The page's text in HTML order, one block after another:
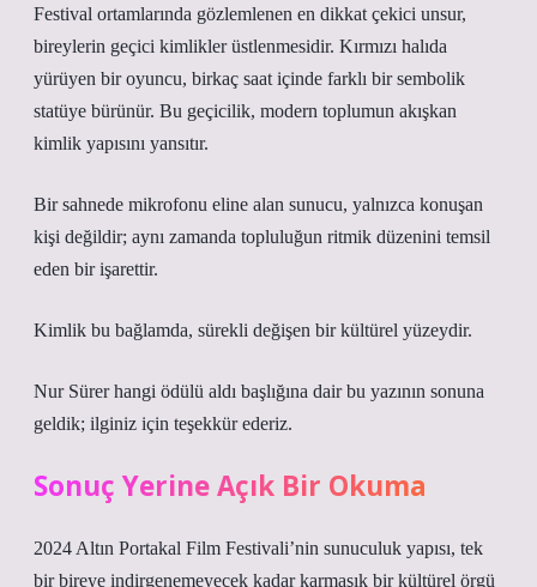
Festival ortamlarında gözlemlenen en dikkat çekici unsur,
bireylerin geçici kimlikler üstlenmesidir. Kırmızı halıda
yürüyen bir oyuncu, birkaç saat içinde farklı bir sembolik
statüye bürünür. Bu geçicilik, modern toplumun akışkan
kimlik yapısını yansıtır.
Bir sahnede mikrofonu eline alan sunucu, yalnızca konuşan
kişi değildir; aynı zamanda topluluğun ritmik düzenini temsil
eden bir işarettir.
Kimlik bu bağlamda, sürekli değişen bir kültürel yüzeydir.
Nur Sürer hangi ödülü aldı başlığına dair bu yazının sonuna
geldik; ilginiz için teşekkür ederiz.
Sonuç Yerine Açık Bir Okuma
2024 Altın Portakal Film Festivali’nin sunuculuk yapısı, tek
bir bireye indirgenemeyecek kadar karmaşık bir kültürel örgü